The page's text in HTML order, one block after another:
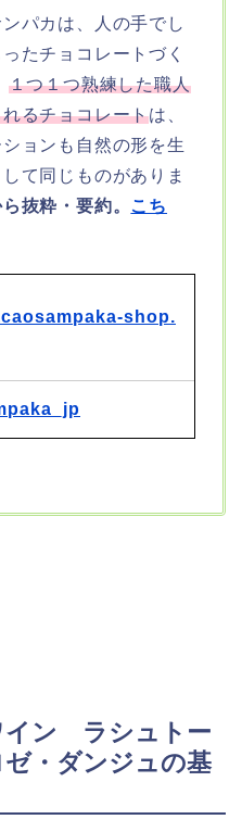
ンパカは、人の手でし
たチョコレートづく
１つ１つ熟練した職人
るチョコレートは、
ョンも自然の形を生
て同じものがありま
抜粋・要約。 こち
shop.
イン ラシュトー
・ダンジュの基